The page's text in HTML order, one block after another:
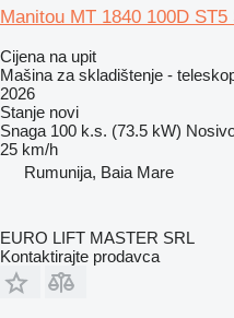
Manitou MT 1840 100D ST5
Cijena na upit
Mašina za skladištenje -
2026
Stanje novi
Snaga 100 k.s. (73.5 kW)
25 km/h
Rumunija, Baia Mare
EURO LIFT MASTER SRL
Kontaktirajte prodavca